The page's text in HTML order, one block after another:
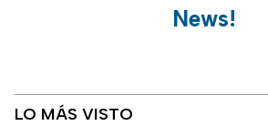
News!
LO MÁS VISTO